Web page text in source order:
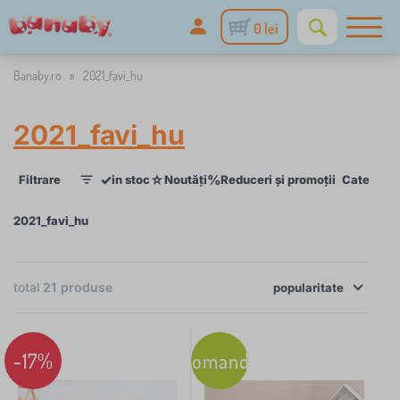
0 lei
Banaby.ro » 2021_favi_hu
2021_favi_hu
Filtrare ✓in stoc☆Noutăți%Reduceri și promoții Categorii
FILTRARE ×
Categorii
›
P
a
10
2021_favi_hu
total 21 produse
popularitate
-17% Recomandare